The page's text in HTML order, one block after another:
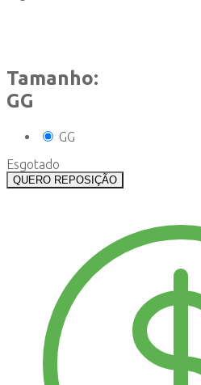
Tamanho:
GG
GG
Esgotado
QUERO REPOSIÇÃO